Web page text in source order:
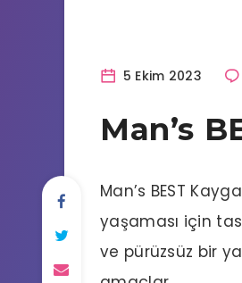
5 Ekim 2023
Man’s
Man’s BEST
yaşaması için
ve pürüzsüz bir